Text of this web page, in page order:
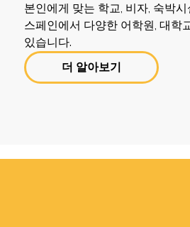
본인에게 맞는 학교, 비자, 숙박
스페인에서 다양한 어학원, 대학
있습니다.
더 알아보기